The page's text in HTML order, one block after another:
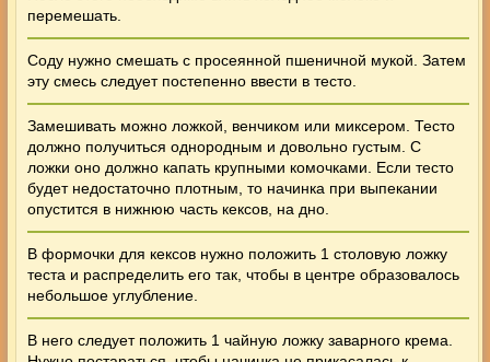
перемешать.
Соду нужно смешать с просеянной пшеничной мукой. Затем
эту смесь следует постепенно ввести в тесто.
Замешивать можно ложкой, венчиком или миксером. Тесто
должно получиться однородным и довольно густым. С
ложки оно должно капать крупными комочками. Если тесто
будет недостаточно плотным, то начинка при выпекании
опустится в нижнюю часть кексов, на дно.
В формочки для кексов нужно положить 1 столовую ложку
теста и распределить его так, чтобы в центре образовалось
небольшое углубление.
В него следует положить 1 чайную ложку заварного крема.